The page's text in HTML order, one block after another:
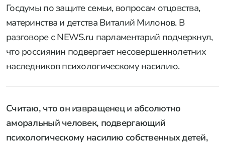
Госдумы по защите семьи, вопросам отцовства,
материнства и детства Виталий Милонов. В
разговоре с NEWS.ru парламентарий подчеркнул,
что россиянин подвергает несовершеннолетних
наследников психологическому насилию.
Считаю, что он извращенец и абсолютно
аморальный человек, подвергающий
психологическому насилию собственных детей,